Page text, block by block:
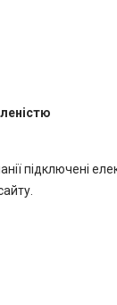
підключені